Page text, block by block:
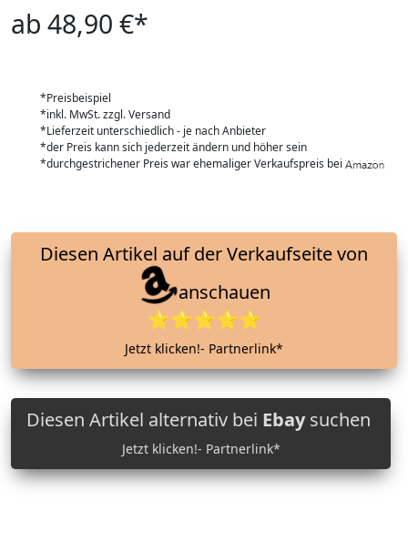
ab 48,90 €*
*Preisbeispiel
*inkl. MwSt. zzgl. Versand
*Lieferzeit unterschiedlich - je nach Anbieter
*der Preis kann sich jederzeit ändern und höher sein
*durchgestrichener Preis war ehemaliger Verkaufspreis bei
anschauen
⭐⭐⭐⭐⭐
Jetzt klicken!- Partnerlink*
Diesen Artikel alternativ bei Ebaysuchen
Jetzt klicken!- Partnerlink*